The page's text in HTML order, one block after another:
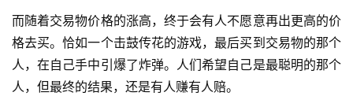
而随着交易物价格的涨高，终于会有人不愿意再出更高的价
格去买。恰如一个击鼓传花的游戏，最后买到交易物的那个
人，在自己手中引爆了炸弹。人们希望自己是最聪明的那个
人，但最终的结果，还是有人赚有人赔。